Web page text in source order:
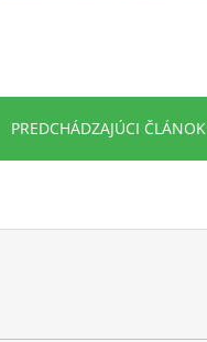
PREDCHÁDZAJÚCI ČLÁNOK